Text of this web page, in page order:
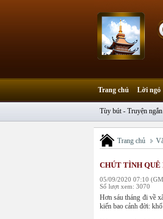
Trang chủ Lời ngỏ
Tùy bút - Truyện
Trang chủ
CHÚT TÌNH QUÊ
05/09/2020 07:10
Số lượt xem: 3070
Hơn sáu tháng đi về
kiến bao cảnh đời: